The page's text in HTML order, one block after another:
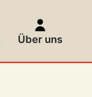
Über uns